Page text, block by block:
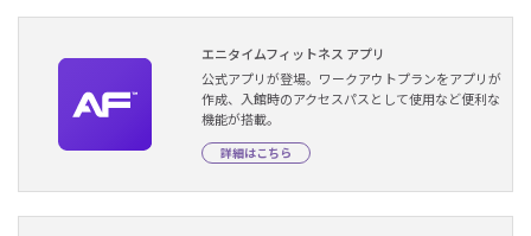
エニタイムフィットネス アプリ
公式アプリが登場。ワークアウトプランをアプリが
作成、入館時のアクセスパスとして使用など便利な
機能が搭載。
詳細はこちら